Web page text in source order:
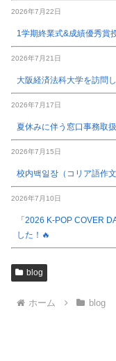
2026年7月22日
1学期終業式&成績優秀賞
2026年7月21日
大阪経済法科大学を訪問
2026年7月17日
夏休みに伴う窓口事務取
2026年7月15日
校内백일장（コリア語
2026年7月10日
「2026 K-POP COVER
した！🔥
blog
ホーム blog